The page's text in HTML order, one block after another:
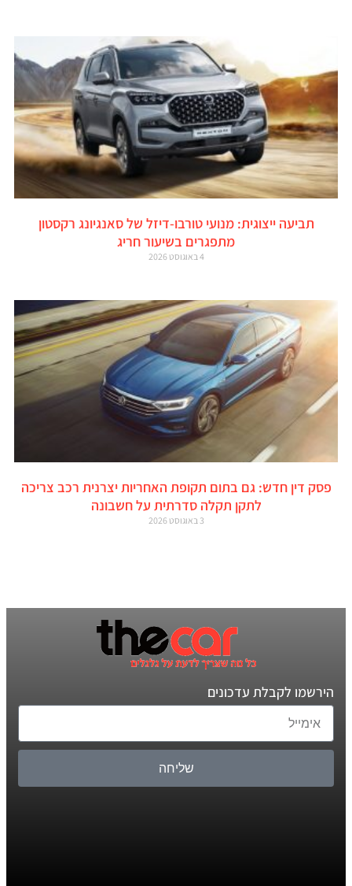
תביעה ייצוגית: מנועי טורבו-דיזל של סאנגיונג רקסטון
מתפגרים בשיעור חריג
4 באוגוסט 2026
פסק דין חדש: גם בתום תקופת האחריות יצרנית רכב צריכה
לתקן תקלה סדרתית על חשבונה
3 באוגוסט 2026
הירשמו לקבלת עדכונים
שליחה